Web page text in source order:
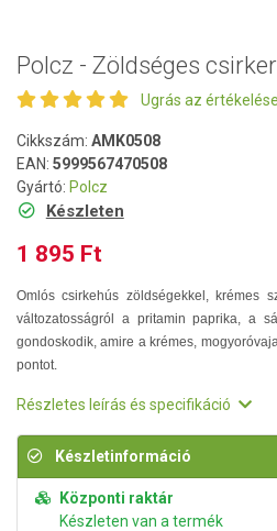
Polcz - Zöldséges
Ugrás az
Cikkszám: AMK0508
EAN: 5999567470508
Gyártó: Polcz
Készleten
1 895 Ft
Omlós csirkehús zöldségekkel, krémes
változatosságról a pritamin paprika, a
gondoskodik, amire a krémes,
pontot.
Részletes leírás és specifikáció
Készletinformáció
Központi raktár
Készleten van a termék